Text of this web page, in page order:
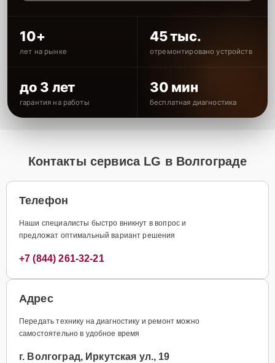
10+
лет на рынке
45 тыс.
отремонтировано устройств
до 3 лет
гарантия на работы
30 мин
бесплатная диагностика
Контакты сервиса LG в Волгограде
Телефон
Наши специалисты быстро вникнут в вопрос и
предложат оптимальный вариант решения
+7 (844) 261-32-21
Адрес
Передать технику на диагностику и ремонт можно
самостоятельно в удобное время
г. Волгоград, Иркутская ул., 19